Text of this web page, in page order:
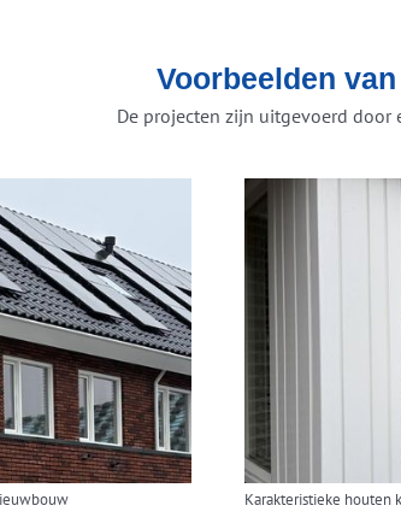
Voorbeelden
De projecten zijn uitgevoerd
Karakteristieke houten